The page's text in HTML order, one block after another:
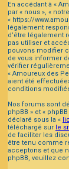
En accédant à «
par « nous », «
« https://
légalement
d’être légalement
pas utiliser et
pouvons modifier
de vous informer
vérifier
« Amoureux des
aient été
conditions
Nos forums sont
phpBB » et «
déclaré sous la «
téléchargé sur le
de faciliter les
être tenu comme
acceptons et que
phpBB, veuillez